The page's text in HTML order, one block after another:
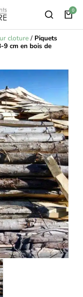
cloture/ Piquets
9 cm en bois de